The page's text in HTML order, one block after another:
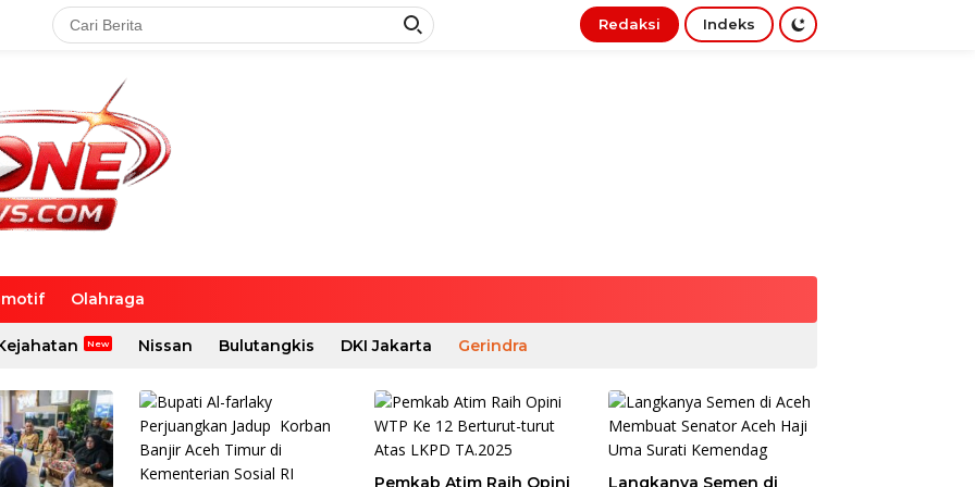
Redaksi Indeks
Olahraga
Nissan Bulutangkis DKI Jakarta Gerindra
Pemkab Atim Raih Opini
Langkanya Semen di